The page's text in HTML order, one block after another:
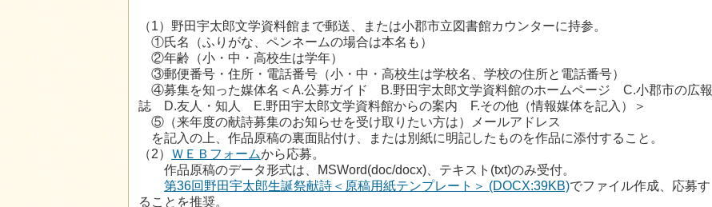
（1）野田宇太郎文学資料館まで郵送、または小郡市立図書館カウンターに持参。
①氏名（ふりがな、ペンネームの場合は本名も）
②年齢（小・中・高校生は学年）
③郵便番号・住所・電話番号（小・中・高校生は学校名、学校の住所と電話番号）
④募集を知った媒体名＜A.公募ガイド B.野田宇太郎文学資料館のホームページ C.小郡市の広報
誌 D.友人・知人 E.野田宇太郎文学資料館からの案内 F.その他（情報媒体を記入）＞
⑤（来年度の献詩募集のお知らせを受け取りたい方は）メールアドレス
を記入の上、作品原稿の裏面貼付け、または別紙に明記したものを作品に添付すること。
（2） ＷＥＢフォームから応募。
作品原稿のデータ形式は、MSWord(doc/docx)、テキスト(txt)のみ受付。
第36回野田宇太郎生誕祭献詩＜原稿用紙テンプレート＞ (DOCX:39KB)でファイル作成、応募す
ることを推奨。